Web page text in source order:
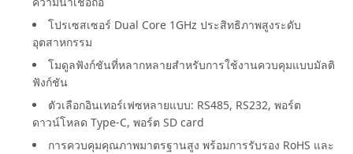
โปรเซสเซอร์ Dual Core 1GHz ประสิทธิภาพสูงระดับ
อุตสาหกรรม
โมดูลฟังก์ชันที่หลากหลายสำหรับการใช้งานควบคุมแบบมัลติ
ฟังก์ชัน
ตัวเลือกอินเทอร์เฟซหลายแบบ: RS485, RS232, พอร์ต
ดาวน์โหลด Type-C, พอร์ต SD card
การควบคุมคุณภาพมาตรฐานสูง พร้อมการรับรอง RoHS และ